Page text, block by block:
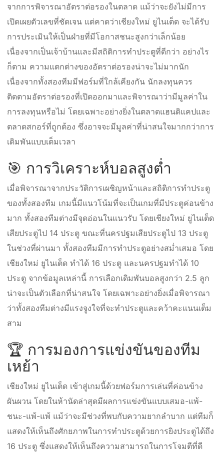
จากการพิจารณาอัตราต่อรองในตลาด แม้ว่าจะยังไม่มีการ
เปิดเผยตัวเลขที่ชัดเจน แต่คาดว่าเชียงใหม่ ยูไนเต็ด จะได้รับ
การประเมินให้เป็นฝ่ายที่มีโอกาสชนะสูงกว่าเล็กน้อย
เนื่องจากเป็นเจ้าบ้านและมีสถิติการทำประตูที่ดีกว่า อย่างไร
ก็ตาม ความแตกต่างของอัตราต่อรองน่าจะไม่มากนัก
เนื่องจากทั้งสองทีมมีฟอร์มที่ใกล้เคียงกัน นักลงทุนควร
ติดตามอัตราต่อรองที่เปิดออกมาและพิจารณาว่ามีมูลค่าใน
การลงทุนหรือไม่ โดยเฉพาะอย่างยิ่งในตลาดแฮนดิแคปและ
ตลาดสกอร์ที่ถูกต้อง ซึ่งอาจจะมีมูลค่าที่น่าสนใจมากกว่าการ
เดิมพันแบบเต็มเวลา
🎯 การวิเคราะห์บอลสูงต่ำ
เมื่อพิจารณาจากประวัติการเผชิญหน้าและสถิติการทำประตู
ของทั้งสองทีม เกมนี้มีแนวโน้มที่จะเป็นเกมที่มีประตูค่อนข้าง
มาก ทั้งสองทีมต่างมีจุดอ่อนในแนวรับ โดยเชียงใหม่ ยูไนเต็ด
เสียประตูไป 14 ประตู ขณะที่นครปฐมเสียประตูไป 13 ประตู
ในช่วงที่ผ่านมา ทั้งสองทีมมีการทำประตูอย่างสม่ำเสมอ โดย
เชียงใหม่ ยูไนเต็ด ทำได้ 16 ประตู และนครปฐมทำได้ 10
ประตู จากข้อมูลเหล่านี้ การเลือกเดิมพันบอลสูงกว่า 2.5 ลูก
น่าจะเป็นตัวเลือกที่น่าสนใจ โดยเฉพาะอย่างยิ่งเมื่อพิจารณา
ว่าทั้งสองทีมต่างมีแรงจูงใจที่จะทำประตูและคว้าคะแนนเต็ม
สาม
🏆 การมองการแข่งขันของทีม
เหย้า
เชียงใหม่ ยูไนเต็ด เข้าสู่เกมนี้ด้วยฟอร์มการเล่นที่ค่อนข้าง
ผันผวน โดยในห้านัดล่าสุดมีผลการแข่งขันแบบเสมอ-แพ้-
ชนะ-แพ้-แพ้ แม้ว่าจะมีช่วงที่พบกับความยากลำบาก แต่ทีมก็
แสดงให้เห็นถึงศักยภาพในการทำประตูด้วยการยิงประตูได้ถึง
16 ประตู ซึ่งแสดงให้เห็นถึงความสามารถในการโจมตีที่ดี